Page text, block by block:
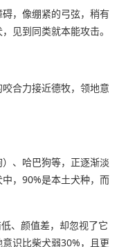
，像绷紧的弓弦，稍有
见到同类就本能攻击。
合力接近德牧，领地意
、哈巴狗等，正逐渐淡
，90%是本土犬种，而
、颜值差，却忽视了它
识比柴犬弱30%，且更